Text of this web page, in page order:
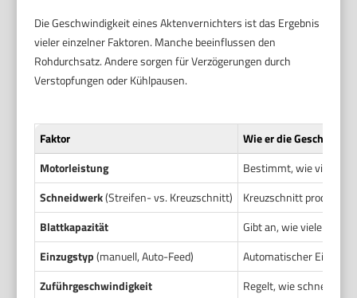
Die Geschwindigkeit eines Aktenvernichters ist das Ergebnis
vieler einzelner Faktoren. Manche beeinflussen den
Rohdurchsatz. Andere sorgen für Verzögerungen durch
Verstopfungen oder Kühlpausen.
Faktor
Wie er die
Motorleistung
Bestimmt, wie viel
Schneidwerk(Streifen- vs. Kreuzschnitt)
Kreuzschnitt
Blattkapazität
Gibt an, wie viele
Einzugstyp(manuell, Auto-Feed)
Automatischer Einzug
Zuführgeschwindigkeit
Regelt, wie schnell